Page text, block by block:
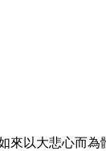
大悲心而為